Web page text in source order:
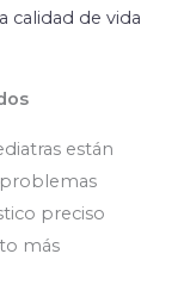
calidad de vida
están
preciso
más